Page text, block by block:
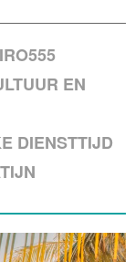
EN
DIENSTTIJD